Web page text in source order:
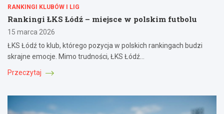
RANKINGI KLUBÓW I LIG
Rankingi ŁKS Łódź – miejsce w polskim futbolu
15 marca 2026
ŁKS Łódź to klub, którego pozycja w polskich rankingach budzi
skrajne emocje. Mimo trudności, ŁKS Łódź…
Przeczytaj